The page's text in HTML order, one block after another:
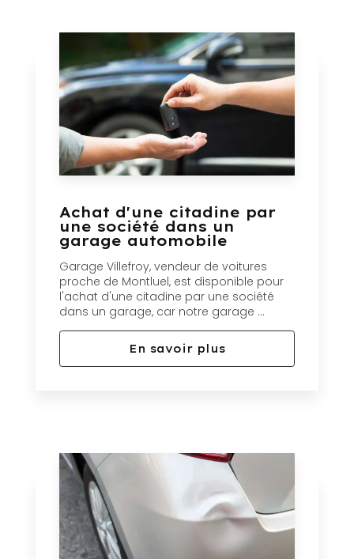
Achat d'une citadine par
une société dans un
garage automobile
Garage Villefroy, vendeur de voitures
proche de Montluel, est disponible pour
l'achat d'une citadine par une société
dans un garage, car notre garage ...
En savoir plus